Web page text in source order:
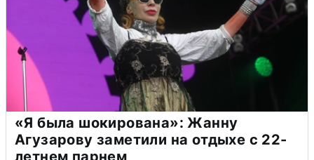
«Я была шокирована»: Жанну
Агузарову заметили на отдыхе с 22-
летнем парнем